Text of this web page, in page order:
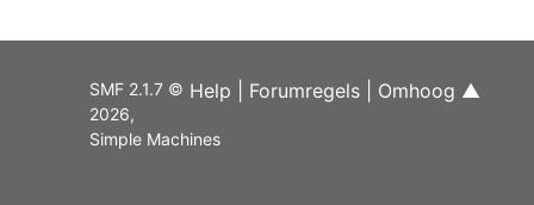
Help Forumregels Omhoog ▲
SMF 2.1.7 ©
2026,
Simple Machines